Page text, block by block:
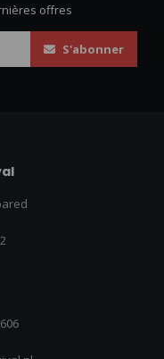
offres
S'abonner